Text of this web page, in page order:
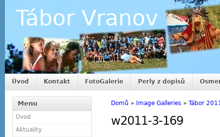
Tábor Vranov
Úvod Kontakt FotoGalerie Perly z dopisů
Menu
Úvod
Aktuality
Domů » Image Galleries » Tábor
w2011-3-169